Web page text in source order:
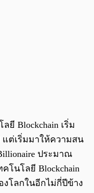
ยี Blockchain เริ่ม
ต่เริ่มมาให้ความสน
ประมาณ
โนโลยี Blockchain
งโลกในอีกไม่กี่ปีข้าง